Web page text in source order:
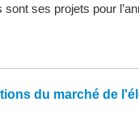
ses projets pour
du marché de